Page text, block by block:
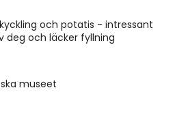
och potatis - intressant
deg och läcker fyllning
museet